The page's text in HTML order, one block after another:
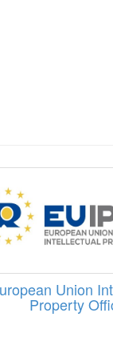
Union
Property